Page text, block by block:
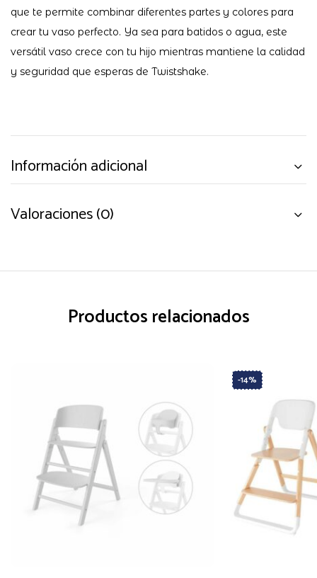
que te permite combinar diferentes partes y colores para
crear tu vaso perfecto. Ya sea para batidos o agua, este
versátil vaso crece con tu hijo mientras mantiene la calidad
y seguridad que esperas de Twistshake.
Información adicional
Valoraciones (0)
Productos relacionados
-14%